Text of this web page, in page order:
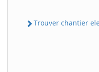
Trouver chantier